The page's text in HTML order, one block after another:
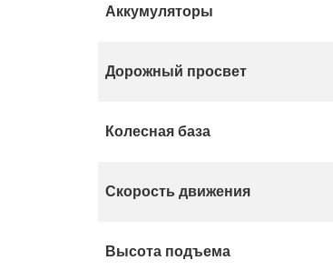
Аккумуляторы
Дорожный просвет
Колесная база
Скорость движения
Высота подъема